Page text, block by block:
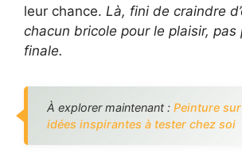
leur chance. Là, fini de craindre
chacun bricole pour le plaisir, pas
finale.
À explorer maintenant : Peinture
idées inspirantes à tester chez soi